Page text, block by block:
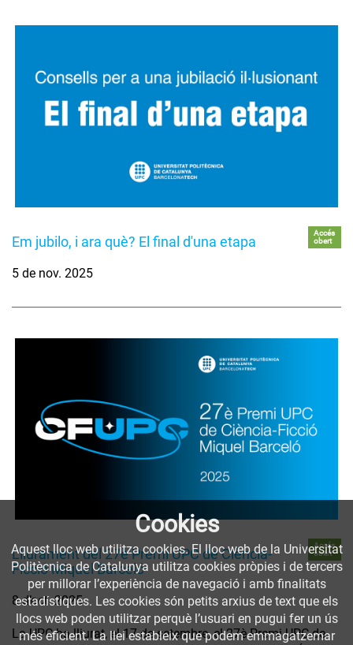
Em jubilo, i ara què? El final d'una etapa
Accés
obert
5 de nov. 2025
Lliurament del 27è Premi UPC de Ciència-
Ficció Miquel Barceló
Accés
obert
8 d’oct. 2025
La UPC ha lliurat, el 17 de setembre, el 27è Premi UPC de
Cookies
Aquest lloc web utilitza cookies. El lloc web de la Universitat
Politècnica de Catalunya utilitza cookies pròpies i de tercers
per millorar l’experiència de navegació i amb finalitats
estadístiques. Les cookies són petits arxius de text que els
llocs web poden utilitzar perquè l’usuari en pugui fer un ús
més eficient. La llei estableix que podem emmagatzemar